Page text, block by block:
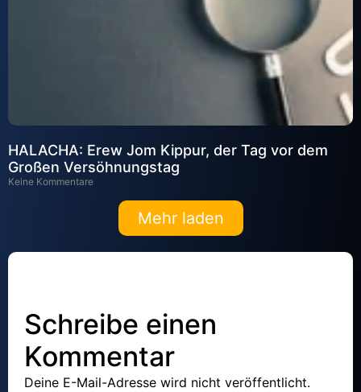
HALACHA: Erew Jom Kippur, der Tag vor dem
Großen Versöhnungstag
Keine Kommentare
Mehr laden
Schreibe einen
Kommentar
Deine E-Mail-Adresse wird nicht veröffentlicht.